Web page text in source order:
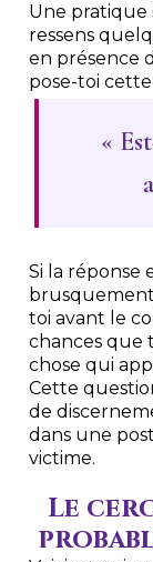
Une pratique
ressens
en présence
pose-toi
«
Si la réponse
toi avant le
chances que
chose qui
Cette
de
dans une
victime.
Le